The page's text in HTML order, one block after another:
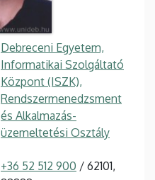
Debreceni Egyetem,
Informatikai Szolgáltató
Központ (ISZK),
Rendszermenedzsment
és Alkalmazás-
üzemeltetési Osztály
+36 52 512 900 / 62101,